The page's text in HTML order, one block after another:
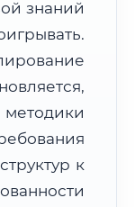
Дистанционно
знаний
к